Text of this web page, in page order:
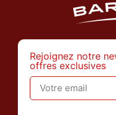
Rejoignez notre
offres exclusives